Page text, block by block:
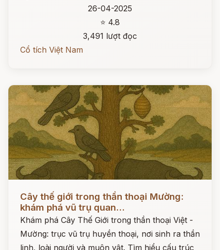
26-04-2025
⭐ 4.8
3,491 lượt đọc
Cổ tích Việt Nam
Cây thế giới trong thần thoại Mường:
khám phá vũ trụ quan...
Khám phá Cây Thế Giới trong thần thoại Việt -
Mường: trục vũ trụ huyền thoại, nơi sinh ra thần
linh, loài người và muôn vật. Tìm hiểu cấu trúc